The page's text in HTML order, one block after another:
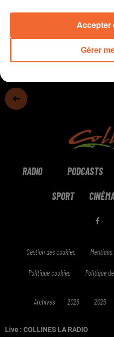
Live : COLLINES LA RADIO
RADIO PODCASTS
SPORT
Gestion des cookies
Politique cookies Politique
Archives 2026 2025
Gérer
Accepter